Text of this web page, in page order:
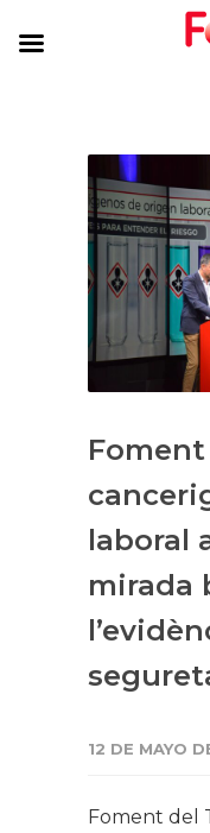
laboral
mirada
12 DE MAYO
Foment del